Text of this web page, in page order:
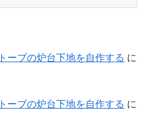
ーブの炉台下地を自作する に
ーブの炉台下地を自作する に